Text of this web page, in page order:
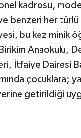
kadrosu,
benzeri her türlü
bu kez minik
Anaokulu,
İtfaiye Dairesi
çocuklara;
getirildiği